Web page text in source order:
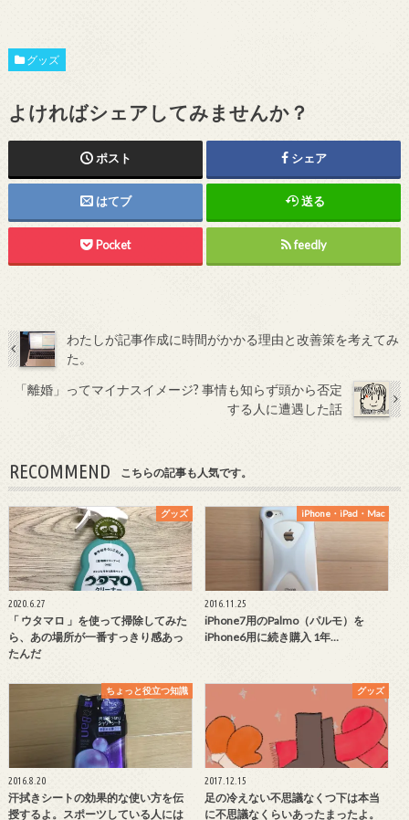
グッズ
よければシェアしてみませんか？
ポスト シェア
はてブ 送る
Pocket feedly
わたしが記事作成に時間がかかる理由と改善策を考えてみ
た。
「離婚」ってマイナスイメージ? 事情も知らず頭から否定
する人に遭遇した話
RECOMMEND こちらの記事も人気です。
グッズ
2020.6.27
「 ウタマロ 」を使って掃除してみた
ら、あの場所が一番すっきり感あっ
たんだ
iPhone・iPad・Mac
2016.11.25
iPhone7用のPalmo（パルモ）を
iPhone6用に続き購入 1年…
ちょっと役立つ知識
2016.8.20
汗拭きシートの効果的な使い方を伝
授するよ。スポーツしている人には
グッズ
2017.12.15
足の冷えない不思議なくつ下は本当
に不思議なくらいあったまったよ。